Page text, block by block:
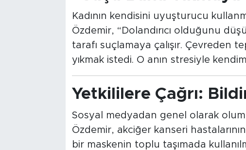
Kadının kendisini uyuşturucu
Özdemir, “Dolandırıcı olduğunu
tarafı suçlamaya çalışır. Çevreden
yıkmak istedi. O anın stresiyle
Yetkililere Çağrı:
Sosyal medyadan genel olarak
Özdemir, akciğer kanseri
bir maskenin toplu taşımada